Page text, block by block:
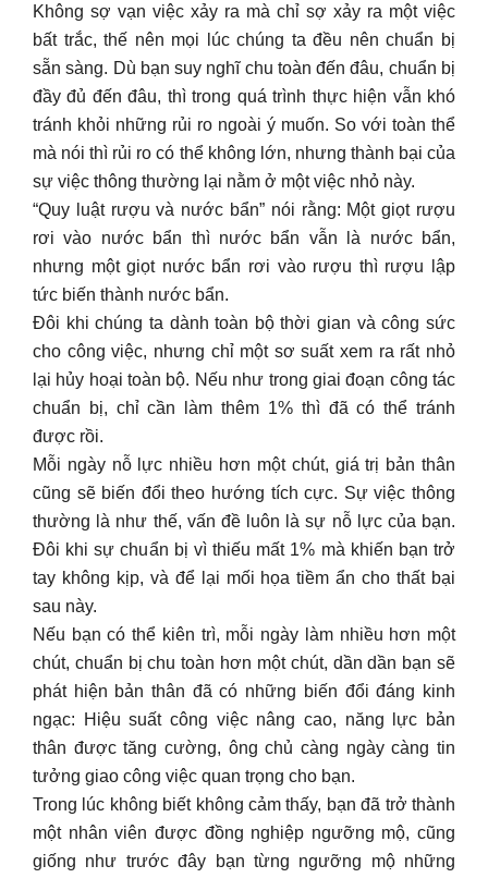
Không sợ vạn việc xảy ra mà chỉ sợ xảy ra một việc
bất trắc, thế nên mọi lúc chúng ta đều nên chuẩn bị
sẵn sàng. Dù bạn suy nghĩ chu toàn đến đâu, chuẩn bị
đầy đủ đến đâu, thì trong quá trình thực hiện vẫn khó
tránh khỏi những rủi ro ngoài ý muốn. So với toàn thể
mà nói thì rủi ro có thể không lớn, nhưng thành bại của
sự việc thông thường lại nằm ở một việc nhỏ này.
“Quy luật rượu và nước bẩn” nói rằng: Một giọt rượu
rơi vào nước bẩn thì nước bẩn vẫn là nước bẩn,
nhưng một giọt nước bẩn rơi vào rượu thì rượu lập
tức biến thành nước bẩn.
Đôi khi chúng ta dành toàn bộ thời gian và công sức
cho công việc, nhưng chỉ một sơ suất xem ra rất nhỏ
lại hủy hoại toàn bộ. Nếu như trong giai đoạn công tác
chuẩn bị, chỉ cần làm thêm 1% thì đã có thể tránh
được rồi.
Mỗi ngày nỗ lực nhiều hơn một chút, giá trị bản thân
cũng sẽ biến đổi theo hướng tích cực. Sự việc thông
thường là như thế, vấn đề luôn là sự nỗ lực của bạn.
Đôi khi sự chuẩn bị vì thiếu mất 1% mà khiến bạn trở
tay không kịp, và để lại mối họa tiềm ẩn cho thất bại
sau này.
Nếu bạn có thể kiên trì, mỗi ngày làm nhiều hơn một
chút, chuẩn bị chu toàn hơn một chút, dần dần bạn sẽ
phát hiện bản thân đã có những biến đổi đáng kinh
ngạc: Hiệu suất công việc nâng cao, năng lực bản
thân được tăng cường, ông chủ càng ngày càng tin
tưởng giao công việc quan trọng cho bạn.
Trong lúc không biết không cảm thấy, bạn đã trở thành
một nhân viên được đồng nghiệp ngưỡng mộ, cũng
giống như trước đây bạn từng ngưỡng mộ những